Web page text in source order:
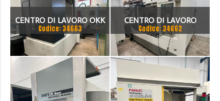
CENTRO DI LAVORO OKK
Codice: 34663
CENTRO DI LAVORO
VCENTER A110
Codice: 34662